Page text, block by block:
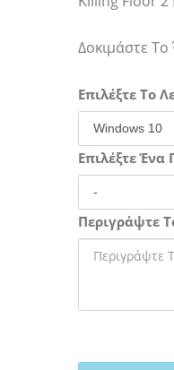
Δοκιμάστε
Επιλέξτε Το
Επιλέξτε
Περιγράψτε